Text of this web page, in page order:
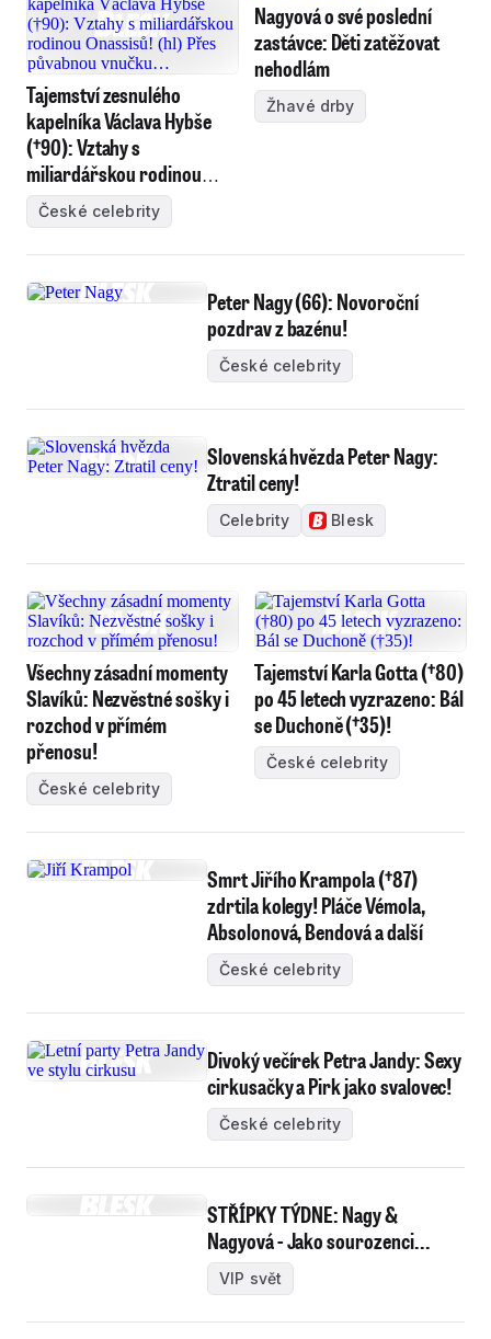
Tajemství zesnulého
kapelníka Václava Hybše
(†90): Vztahy s
miliardářskou rodinou
Onassisů! Přes půvabnou
vnučku…
České celebrity
Nagyová o své poslední
zastávce: Děti zatěžovat
nehodlám
Žhavé drby
Peter Nagy (66): Novoroční
pozdrav z bazénu!
České celebrity
Slovenská hvězda Peter Nagy:
Ztratil ceny!
Celebrity Blesk
Všechny zásadní momenty
Slavíků: Nezvěstné sošky i
rozchod v přímém
přenosu!
České celebrity
Tajemství Karla Gotta (†80)
po 45 letech vyzrazeno: Bál
se Duchoně (†35)!
České celebrity
Smrt Jiřího Krampola (†87)
zdrtila kolegy! Pláče Vémola,
Absolonová, Bendová a další
České celebrity
Divoký večírek Petra Jandy: Sexy
cirkusačky a Pirk jako svalovec!
České celebrity
STŘÍPKY TÝDNE: Nagy &
Nagyová - Jako sourozenci...
VIP svět